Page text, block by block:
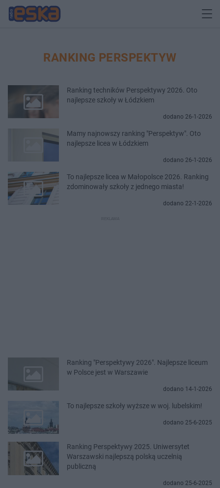
RANKING PERSPEKTYW
Ranking techników Perspektywy 2026. Oto
najlepsze szkoły w Łódzkiem
dodano 26-1-2026
Mamy najnowszy ranking "Perspektyw". Oto
najlepsze licea w Łódzkiem
dodano 26-1-2026
To najlepsze licea w Małopolsce 2026. Ranking
zdominowały szkoły z jednego miasta!
dodano 22-1-2026
Ranking "Perspektywy 2026". Najlepsze liceum
w Polsce jest w Warszawie
dodano 14-1-2026
To najlepsze szkoły wyższe w woj. lubelskim!
dodano 25-6-2025
Ranking Perspektywy 2025. Uniwersytet
Warszawski najlepszą polską uczelnią
publiczną
dodano 25-6-2025